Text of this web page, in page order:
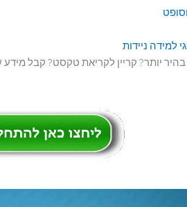
למידה ניידות
יותר? קריין לקריאת טקסט? קבל מידע